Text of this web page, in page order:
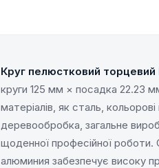
Круг пелюстковий торцевий
круги 125 мм × посадка 22.23
матеріалів, як сталь,
деревообробка, загальне
щоденної професійної роботи.
алюминия забезпечує високу